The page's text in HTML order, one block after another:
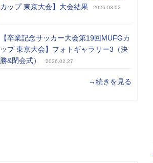
カップ 東京大会】大会結果
2026.03.02
【卒業記念サッカー大会第19回MUFGカ
ップ 東京大会】フォトギャラリー3（決
勝&閉会式）
2026.02.27
→続きを見る